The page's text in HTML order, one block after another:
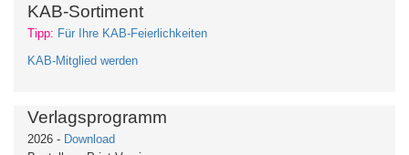
KAB-Sortiment
Tipp: Für Ihre KAB-Feierlichkeiten
KAB-Mitglied werden
Verlagsprogramm
2026 - Download